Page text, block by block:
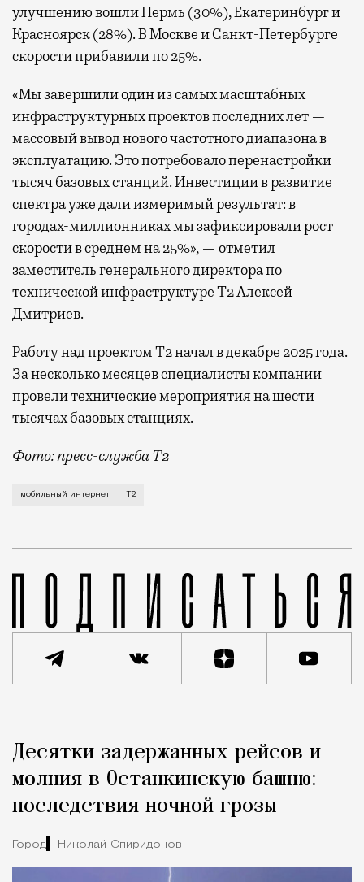
улучшению вошли Пермь (30%), Екатеринбург и
Красноярск (28%). В Москве и Санкт-Петербурге
скорости прибавили по 25%.
«Мы завершили один из самых масштабных
инфраструктурных проектов последних лет —
массовый вывод нового частотного диапазона в
эксплуатацию. Это потребовало перенастройки
тысяч базовых станций. Инвестиции в развитие
спектра уже дали измеримый результат: в
городах-миллионниках мы зафиксировали рост
скорости в среднем на 25%», — отметил
заместитель генерального директора по
технической инфраструктуре Т2 Алексей
Дмитриев.
Работу над проектом Т2 начал в декабре 2025 года.
За несколько месяцев специалисты компании
провели технические мероприятия на шести
тысячах базовых станциях.
Фото: пресс-служба Т2
Мобильный оператор Т2 завершил работы по
мобильный интернет Т2
Город
Десятки задержанных рейсов и
молния в Останкинскую башню:
последствия ночной грозы
Город Николай Спиридонов